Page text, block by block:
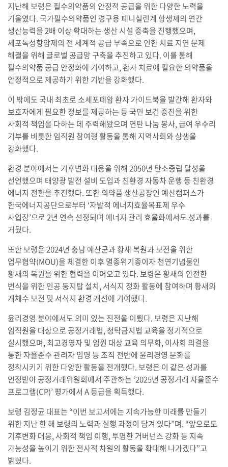
지난해 보령은 필수의약품의 안정적 공급을 위한 다양한 노력을
기울였다. 국가필수의약품인 경구용 페니실린계 항생제의 연간
생산능력을 2배 이상 확대하는 생산 시설 증축을 진행했으며,
세포독성항암제의 전 세계적 공급 부족으로 인한 치료 지연 문제
해결을 위해 글로벌 공급망 구축을 추진하고 있다. 이를 통해
필수의약품 공급 안정화에 기여하고, 환자 치료에 필요한 의약품을
안정적으로 제공하기 위한 기반을 강화했다.
이 밖에도 국내 최초로 소세포폐암 환자 가이드북을 발간해 환자와
보호자에게 필요한 정보를 제공하는 등 국민 보건 증진을 위한
사회적 책임을 다하는 데 주력해왔으며 연탄 나눔 봉사, 급여 우수리
기부를 비롯한 임직원 참여형 활동을 통해 지역사회와 상생을
강화했다.
환경 분야에서는 기후변화 대응을 위해 2050년 탄소중립 달성을
선언했으며 태양광 발전 설비 도입과 친환경 자동차 운행 등 친환경
에너지 전환을 추진했다. 또한 의약품 생산공장인 예산캠퍼스가
한국에너지공단으로부터 ‘자발적 에너지효율목표제 우수
사업장’으로 2년 연속 선정되며 에너지 관리 효율화에서도 성과를
거뒀다.
또한 보령은 2024년 충남 예산군과 황새 복원과 보전을 위한
업무협약(MOU)을 체결한 이후 멸종위기종이자 천연기념물인
황새의 복원을 위한 협력을 이어오고 있다. 보령은 황새의 안전한
번식을 위한 인공 둥지탑 설치, 서식지 정화 활동에 참여하며 황새의
개체수 보전 및 서식지 환경 개선에 기여했다.
윤리경영 분야에서도 의미 있는 진전을 이뤘다. 보령은 지난해
임직원을 대상으로 공정거래법, 청탁금지법 교육을 정기적으로
실시했으며, 최고경영자 및 임원 대상 교육 의무화, 이사회 의결을
통한 자율준수 관리자 임명 등 조직 전반에 윤리경영 문화를
정착시키기 위한 다양한 활동을 전개했다. 보령은 이 같은 성과를
인정받아 공정거래위원회에서 주관하는 ‘2025년 공정거래 자율준수
프로그램(CP)’ 평가에서 A 등급을 획득했다.
보령 김정균 대표는 “이번 보고서에는 지속가능한 미래를 만들기
위한 지난 한 해 보령의 노력과 실행 과정이 담겨 있다”며, “앞으로도
기후변화 대응, 사회적 책임 이행, 투명한 거버넌스 강화 등 지속
가능성을 높이기 위한 전사적 차원의 활동을 확대해 나가겠다”고
밝혔다.